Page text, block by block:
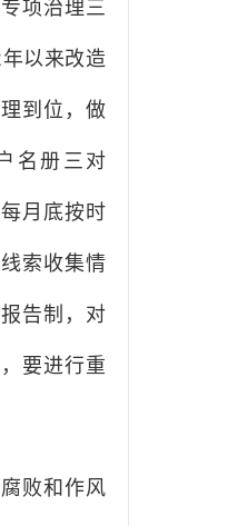
项治理三
以来改造
到位，做
名册三对
月底按时
索收集情
告制，对
要进行重
败和作风